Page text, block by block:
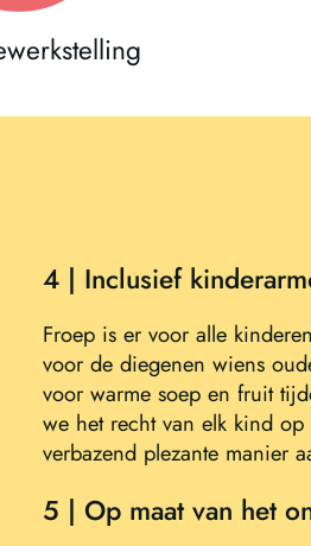
4 | Inclusief
Froep is er voor alle
voor de diegenen wiens
voor warme soep en fruit
we het recht van elk kind
verbazend plezante manier
5 | Op maat van het